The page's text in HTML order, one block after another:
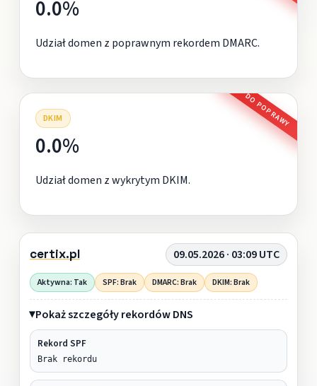
0.0%
Udział domen z poprawnym rekordem DMARC.
DKIM DO POPRAWY
0.0%
Udział domen z wykrytym DKIM.
certix.pl 09.05.2026 · 03:09 UTC
Aktywna: Tak SPF: Brak DMARC: Brak DKIM: Brak
Pokaż szczegóły rekordów DNS
Rekord SPF
Brak rekordu